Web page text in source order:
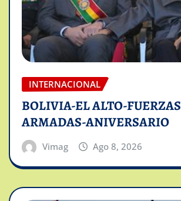
INTERNACIONAL
BOLIVIA-EL ALTO-FUERZAS
ARMADAS-ANIVERSARIO
Vimag Ago 8, 2026